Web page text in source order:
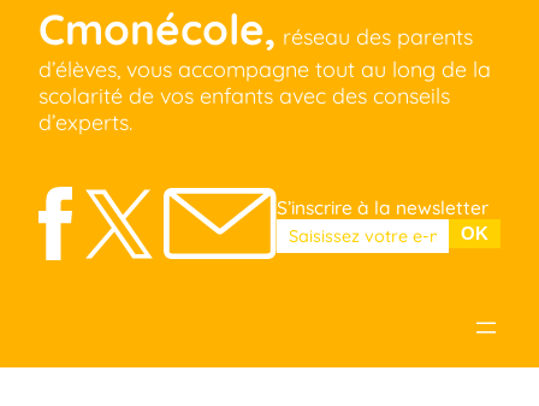
Cmonécole, réseau des parents
d’élèves, vous accompagne tout au long de la
scolarité de vos enfants avec des conseils
d’experts.
S’inscrire à la newsletter
Veuillez laisser ce champ